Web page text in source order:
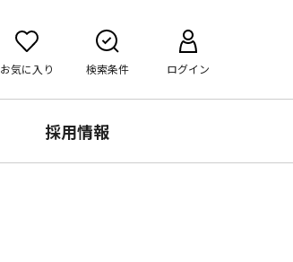
お気に入り 検索条件 ログイン
採用情報